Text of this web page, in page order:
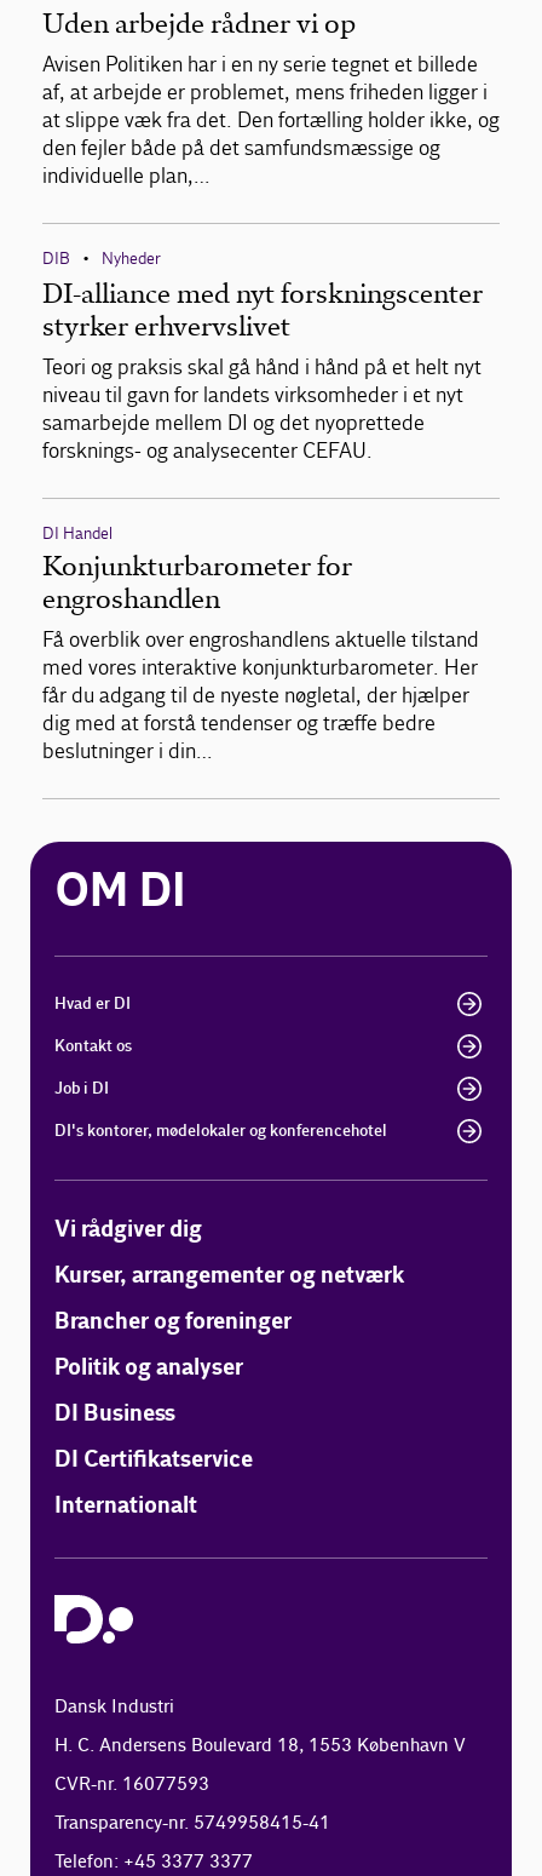
Uden arbejde rådner vi op
Avisen Politiken har i en ny serie tegnet et billede
af, at arbejde er problemet, mens friheden ligger i
at slippe væk fra det. Den fortælling holder ikke, og
den fejler både på det samfundsmæssige og
individuelle plan,…
DIB • Nyheder
DI-alliance med nyt forskningscenter
styrker erhvervslivet
Teori og praksis skal gå hånd i hånd på et helt nyt
niveau til gavn for landets virksomheder i et nyt
samarbejde mellem DI og det nyoprettede
forsknings- og analysecenter CEFAU.
DI Handel
Konjunkturbarometer for
engroshandlen
Få overblik over engroshandlens aktuelle tilstand
med vores interaktive konjunkturbarometer. Her
får du adgang til de nyeste nøgletal, der hjælper
dig med at forstå tendenser og træffe bedre
beslutninger i din…
OM DI
Hvad er DI
Kontakt os
Job i DI
DI's kontorer, mødelokaler og konferencehotel
Vi rådgiver dig
Kurser, arrangementer og netværk
Brancher og foreninger
Politik og analyser
DI Business
DI Certifikatservice
Internationalt
Dansk Industri
H. C. Andersens Boulevard 18, 1553 København V
CVR-nr. 16077593
Transparency-nr. 5749958415-41
Telefon: +45 3377 3377